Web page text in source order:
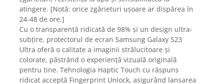
Aparate & Accesorii ingrijire
personala
Aparate cosmetice
Articole Sanatate si Wellness
Consumabile sanitare
Cosmetice si produse ingrijire
personala
atingere. [Notă: orice zgârieturi ușoare ar dispărea în
24-48 de ore.]
Cu o transparență ridicată de 98% și un design ultra-
subțire, protectorul de ecran Samsung Galaxy S23
Ultra oferă o calitate a imaginii strălucitoare și
colorate, păstrând o experiență vizuală originală
pentru tine. Tehnologia Haptic Touch cu răspuns
ridicat acceptă Fingerprint Unlock, asigurând lansarea